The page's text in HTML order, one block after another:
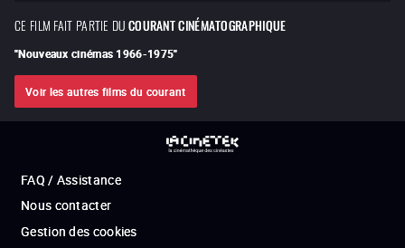
CE FILM FAIT PARTIE DUCOURANT CINÉMATOGRAPHIQUE
"Nouveaux cinémas 1966-1975"
Voir les autres films du courant
FAQ / Assistance
Nous contacter
Gestion des cookies